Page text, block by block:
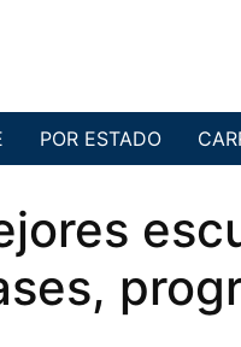
POR ESTADO